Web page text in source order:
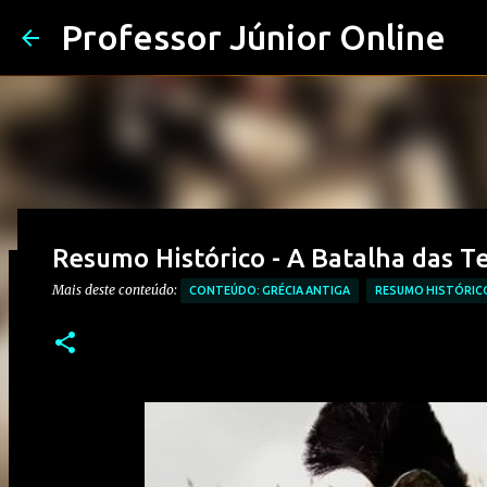
Professor Júnior Online
Prova de História – Primeiro
Ensino Médio
Resumo Histórico - A Batalha das
Mais deste conteúdo: CONTEÚDO: GRÉCIA ANTIGA RESUMO